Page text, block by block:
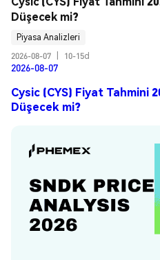
Düşecek mi?
Piyasa Analizleri
2026-08-07
10-15d
2026-08-07
Cysic (CYS) Fiyat Tahmini
Düşecek mi?